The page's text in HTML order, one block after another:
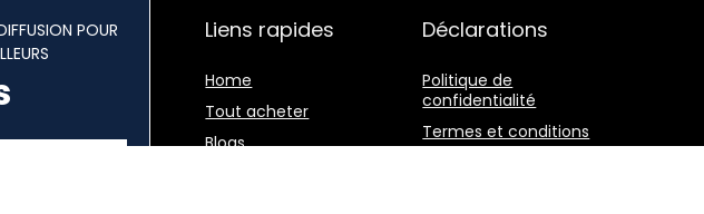
POUR
Liens rapides
Home
Tout acheter
Blogs
Déclarations
Politique de
confidentialité
Termes et conditions